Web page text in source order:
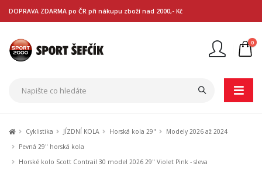
DOPRAVA ZDARMA po ČR při nákupu zboží nad 2000,- Kč
0
Cyklistika JÍZDNÍ KOLA Horská kola 29"
Modely 2026 až 2024
Pevná 29" horská kola
Horské kolo Scott Contrail 30 model 2026 29" Violet Pink - sleva